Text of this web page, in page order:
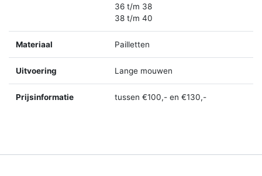
36 t/m 38
38 t/m 40
Materiaal Pailletten
Uitvoering Lange mouwen
Prijsinformatie tussen €100,- en €130,-